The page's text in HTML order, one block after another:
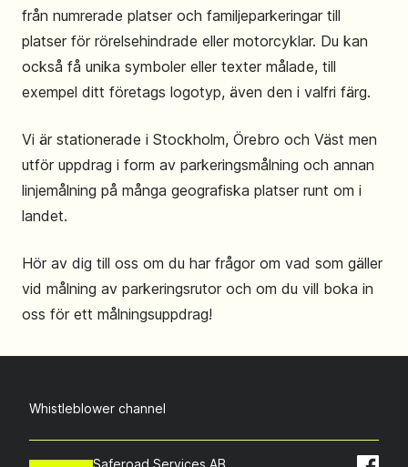
från numrerade platser och familjeparkeringar till
platser för rörelsehindrade eller motorcyklar. Du kan
också få unika symboler eller texter målade, till
exempel ditt företags logotyp, även den i valfri färg.
Vi är stationerade i Stockholm, Örebro och Väst men
utför uppdrag i form av parkeringsmålning och annan
linjemålning på många geografiska platser runt om i
landet.
Hör av dig till oss om du har frågor om vad som gäller
vid målning av parkeringsrutor och om du vill boka in
oss för ett målningsuppdrag!
Whistleblower channel
Saferoad Services AB